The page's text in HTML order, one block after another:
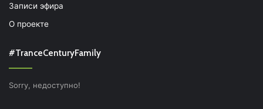
Записи эфира
О проекте
#TranceCenturyFamily
Sorry, недоступно!